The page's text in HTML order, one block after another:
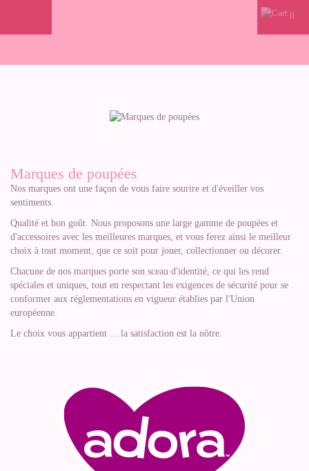
0
Marques de poupées
Nos marques ont une façon de vous faire sourire et d'éveiller vos
sentiments.
Qualité et bon goût. Nous proposons une large gamme de poupées et
d'accessoires avec les meilleures marques, et vous ferez ainsi le meilleur
choix à tout moment, que ce soit pour jouer, collectionner ou décorer.
Chacune de nos marques porte son sceau d'identité, ce qui les rend
spéciales et uniques, tout en respectant les exigences de sécurité pour se
conformer aux réglementations en vigueur établies par l'Union
européenne.
Le choix vous appartient ... la satisfaction est la nôtre.